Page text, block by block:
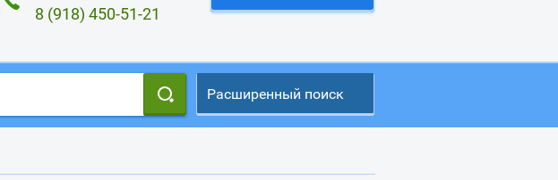
8 (918) 450-51-21
Расширенный поиск